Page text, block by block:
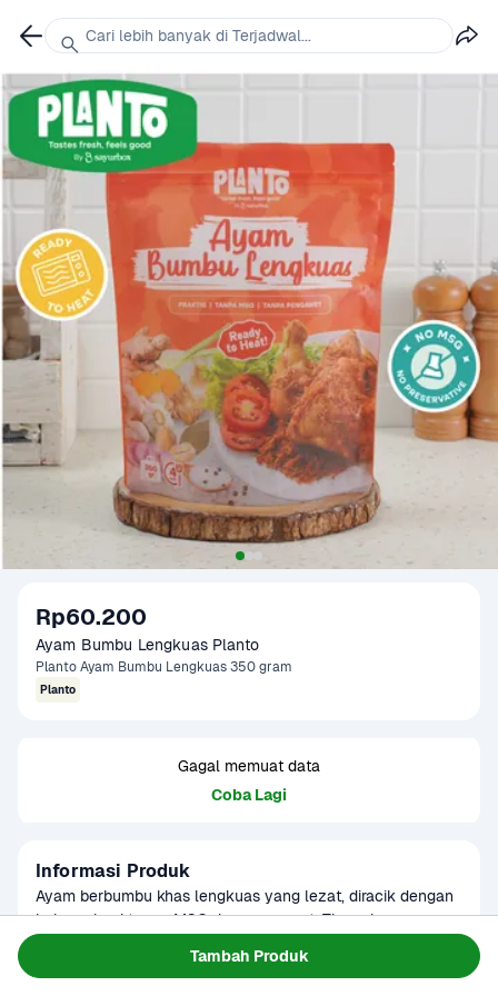
Tambah Produk
Rp60.200
Ayam Bumbu Lengkuas Planto
Planto Ayam Bumbu Lengkuas 350 gram
Planto
Gagal memuat data
Coba Lagi
Informasi Produk
Ayam berbumbu khas lengkuas yang lezat, diracik dengan
bahan alami tanpa MSG dan pengawet. Tinggal goreng,
Planto
Cari lebih banyak di Terjadwal...